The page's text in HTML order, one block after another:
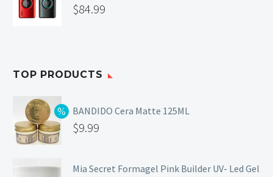
$84.99
TOP PRODUCTS
BANDIDO Cera Matte 125ML
$9.99
Mia Secret Formagel Pink Builder UV- Led Gel